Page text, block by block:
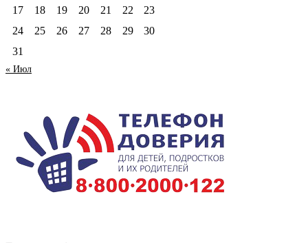
17 18 19 20 21 22
23
24
25 26 27 28 29
30
31
« Июл